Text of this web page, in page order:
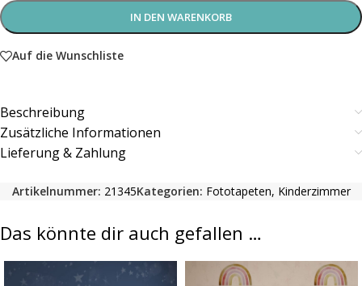
IN DEN WARENKORB
Auf die Wunschliste
Beschreibung
Zusätzliche Informationen
Lieferung & Zahlung
Artikelnummer: 21345Kategorien: Fototapeten, Kinderzimmer
Das könnte dir auch gefallen …